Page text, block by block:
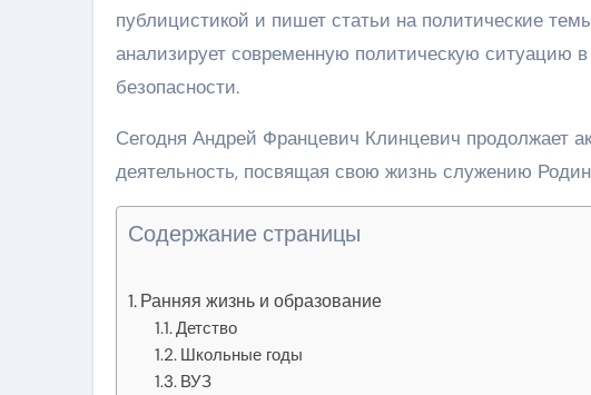
публицистикой и пишет статьи на политические
анализирует современную политическую ситуацию
безопасности.
Сегодня Андрей Францевич Клинцевич продолжает
деятельность, посвящая свою жизнь служению
Содержание страницы
Ранняя жизнь и образование
Детство
Школьные годы
ВУЗ